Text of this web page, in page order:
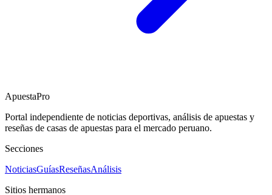
ApuestaPro
Portal independiente de noticias deportivas, análisis de apuestas y
reseñas de casas de apuestas para el mercado peruano.
Secciones
NoticiasGuíasReseñasAnálisis
Sitios hermanos